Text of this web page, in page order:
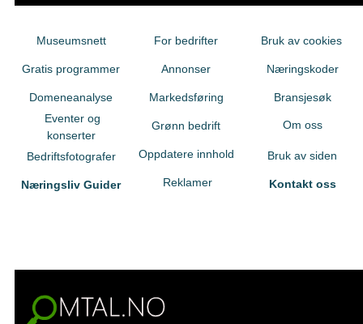
Museumsnett
Gratis programmer
Domeneanalyse
Eventer og
konserter
Bedriftsfotografer
Næringsliv Guider
For bedrifter
Annonser
Markedsføring
Grønn bedrift
Oppdatere innhold
Reklamer
Bruk av cookies
Næringskoder
Bransjesøk
Om oss
Bruk av siden
Kontakt oss